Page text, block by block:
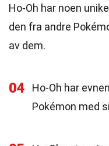
Ho-Oh har noen
den fra andre
av dem.
04
Ho-Oh har
Pokémon med